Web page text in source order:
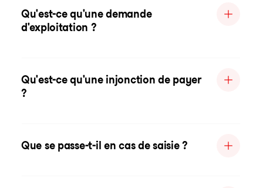
Qu'est-ce qu'une demande
d'exploitation ?
Qu'est-ce qu'une injonction de payer
?
Que se passe-t-il en cas de saisie ?